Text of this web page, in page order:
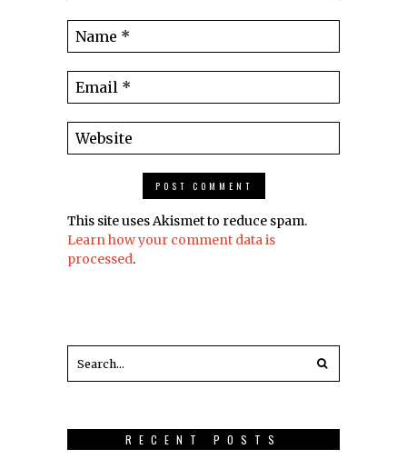
This site uses Akismet to reduce spam.
Learn how your comment data is
processed.
RECENT POSTS